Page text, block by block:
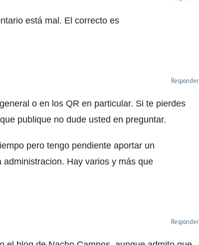
está mal. El correcto es
Responder
o en los QR en particular. Si te pierdes
publique no dude usted en preguntar.
pero tengo pendiente aportar un
Hay varios y más que
Responder